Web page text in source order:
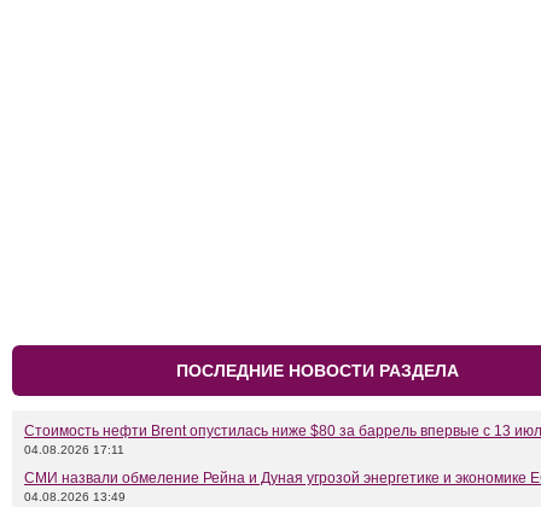
ПОСЛЕДНИЕ НОВОСТИ РАЗДЕЛА
Стоимость нефти Brent опустилась ниже $80 за баррель впервые с 13
04.08.2026 17:11
СМИ назвали обмеление Рейна и Дуная угрозой энергетике и экономике
04.08.2026 13:49